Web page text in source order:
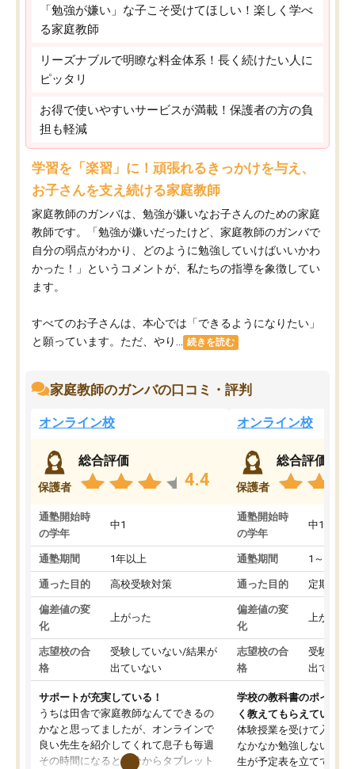
「勉強が嫌い」な子こそ受けてほしい！楽しく学べ
る家庭教師
リーズナブルで明瞭な料金体系！長く続けたい人に
ピッタリ
お得で使いやすいサービスが満載！保護者の方の負
担も軽減
学習を「楽習」に！頑張れるきっかけを与え、
お子さんを支え続ける家庭教師
家庭教師のガンバは、勉強が嫌いなお子さんのための家庭
教師です。「勉強が嫌いだったけど、家庭教師のガンバで
自分の弱点がわかり、どのように勉強していけばいいかわ
かった！」というコメントが、私たちの指導を象徴してい
ます。
すべてのお子さんは、本心では「できるようになりたい」
と願っています。ただ、やり...
続きを読む
家庭教師のガンバの口コミ・評判
オンライン校
保護者
総合評価
4.4
通塾開始時
の学年
中1
通塾期間 1年以上
通った目的 高校受験対策
偏差値の変
化
上がった
志望校の合
格
受験していない/結果が
出ていない
サポートが充実している！
うちは田舎で家庭教師なんてできるの
かなと思ってましたが、オンラインで
良い先生を紹介してくれて息子も毎週
その時間になると自分からタブレット
オンライン校
保護者
総合評価
通塾開始時
の学年
中1
通塾期間 1～3ヵ月
通った目的 定期テス
偏差値の変
化
上がった
志望校の合
格
受験して
出ていな
学校の教科書のポイント
く教えてもらえている
体験授業を受けて入塾し
なかなか勉強しない息子
生が予定表を立ててくれ